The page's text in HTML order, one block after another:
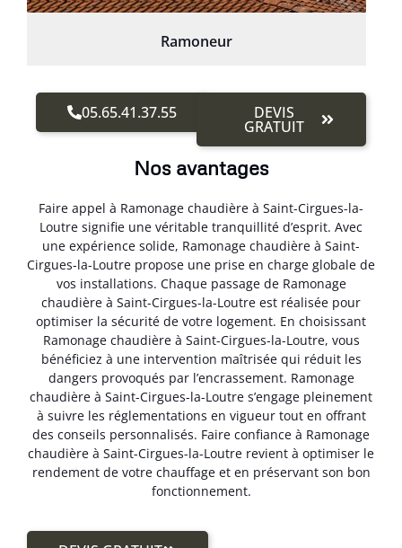
Ramoneur
05.65.41.37.55 DEVIS
GRATUIT
Nos avantages
Faire appel à Ramonage chaudière à Saint-Cirgues-la-
Loutre signifie une véritable tranquillité d’esprit. Avec
une expérience solide, Ramonage chaudière à Saint-
Cirgues-la-Loutre propose une prise en charge globale de
vos installations. Chaque passage de Ramonage
chaudière à Saint-Cirgues-la-Loutre est réalisée pour
optimiser la sécurité de votre logement. En choisissant
Ramonage chaudière à Saint-Cirgues-la-Loutre, vous
bénéficiez à une intervention maîtrisée qui réduit les
dangers provoqués par l’encrassement. Ramonage
chaudière à Saint-Cirgues-la-Loutre s’engage pleinement
à suivre les réglementations en vigueur tout en offrant
des conseils personnalisés. Faire confiance à Ramonage
chaudière à Saint-Cirgues-la-Loutre revient à optimiser le
rendement de votre chauffage et en préservant son bon
fonctionnement.